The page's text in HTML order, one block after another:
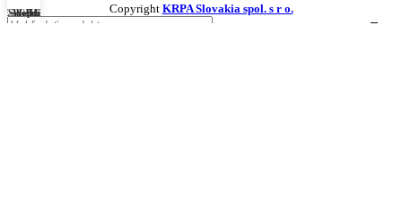
Copyright KRPA Slovakia spol. s r o.
E-shop
Sidebar
Wishlist
Košík
Môj účet